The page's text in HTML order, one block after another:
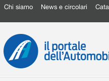
Chi siamo News e circolari